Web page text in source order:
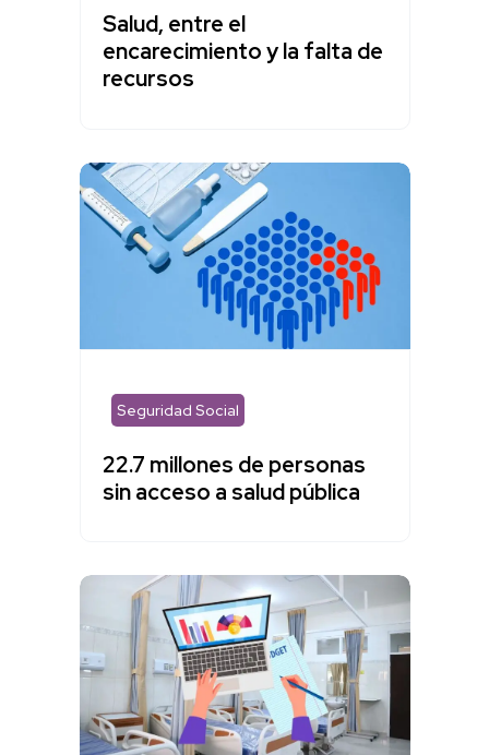
Salud, entre el
encarecimiento y la falta de
recursos
Seguridad Social
22.7 millones de personas
sin acceso a salud pública